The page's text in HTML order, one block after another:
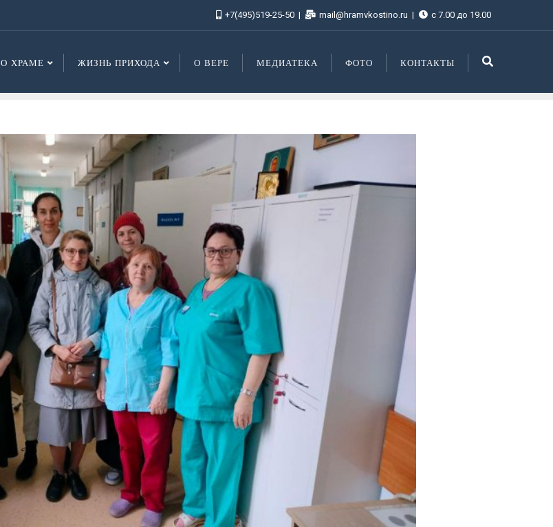
+7(495)519-25-50 mail@hramvkostino.ru с 7.00 до 19.00
О ХРАМЕ ЖИЗНЬ ПРИХОДА О ВЕРЕ МЕДИАТЕКА ФОТО КОНТАКТЫ